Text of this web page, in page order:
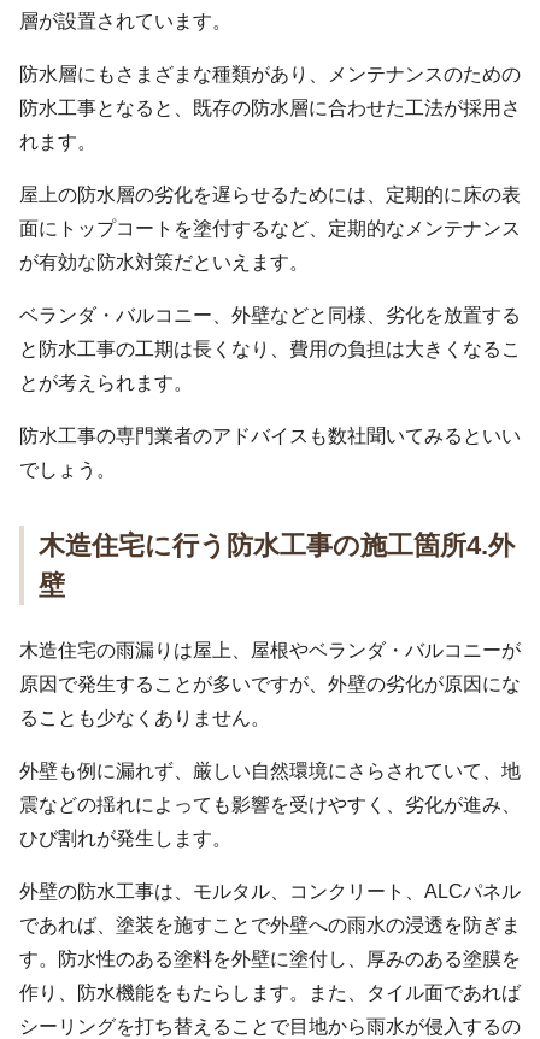
層が設置されています。
防水層にもさまざまな種類があり、メンテナンスのための
防水工事となると、既存の防水層に合わせた工法が採用さ
れます。
屋上の防水層の劣化を遅らせるためには、定期的に床の表
面にトップコートを塗付するなど、定期的なメンテナンス
が有効な防水対策だといえます。
ベランダ・バルコニー、外壁などと同様、劣化を放置する
と防水工事の工期は長くなり、費用の負担は大きくなるこ
とが考えられます。
防水工事の専門業者のアドバイスも数社聞いてみるといい
でしょう。
木造住宅に行う防水工事の施工箇所4.外
壁
木造住宅の雨漏りは屋上、屋根やベランダ・バルコニーが
原因で発生することが多いですが、外壁の劣化が原因にな
ることも少なくありません。
外壁も例に漏れず、厳しい自然環境にさらされていて、地
震などの揺れによっても影響を受けやすく、劣化が進み、
ひび割れが発生します。
外壁の防水工事は、モルタル、コンクリート、ALCパネル
であれば、塗装を施すことで外壁への雨水の浸透を防ぎま
す。防水性のある塗料を外壁に塗付し、厚みのある塗膜を
作り、防水機能をもたらします。また、タイル面であれば
シーリングを打ち替えることで目地から雨水が侵入するの